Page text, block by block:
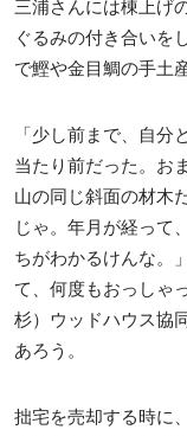
三浦さんには棟上げ
ぐるみの付き合いを
で鰹や金目鯛の手土
「少し前まで、自
当たり前だった。お
山の同じ斜面の材木
じゃ。年月が経って
ちがわかるけんな。
て、何度もおっしゃ
杉）ウッドハウス協
あろう。
拙宅を売却する時に